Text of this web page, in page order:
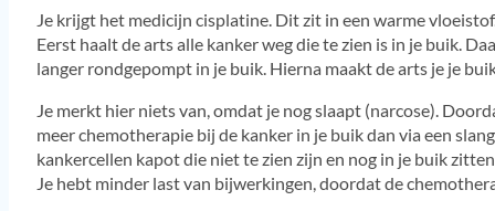
Je krijgt het medicijn cisplatine. Dit zit in een warme
Eerst haalt de arts alle kanker weg die te zien is in je buik.
langer rondgepompt in je buik. Hierna maakt de arts je je
Je merkt hier niets van, omdat je nog slaapt (narcose).
meer chemotherapie bij de kanker in je buik dan via een
kankercellen kapot die niet te zien zijn en nog in je buik
Je hebt minder last van bijwerkingen, doordat de